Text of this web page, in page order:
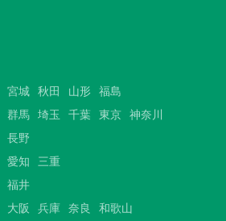
宮城 秋田 山形 福島
群馬 埼玉 千葉 東京 神奈川
長野
愛知
三重
福井
大阪 兵庫 奈良 和歌山